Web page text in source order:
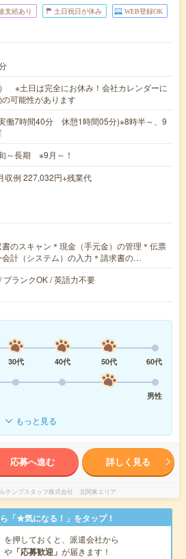
支給あり 土日祝日が休み WEB登録OK
※土日は完全にお休み！会社カレンダーに
可能性があります
働7時間40分 休憩1時間05分)※8時半～、9
～長期 ※9月～！
例 227,032円+残業代
書のスキャン＊現金（手元金）の管理＊伝票
計（システム）の入力＊請求書の…
ブランクOK / 英語力不要
30代 40代 50代
60代
男性
もっと見る
応募へ進む 詳しく見る
テンプスタッフ株式会社 北関東エリア
「★気になる！」をタップ！
を押しておくと、派遣会社から
や 「応募歓迎」 が届きます！